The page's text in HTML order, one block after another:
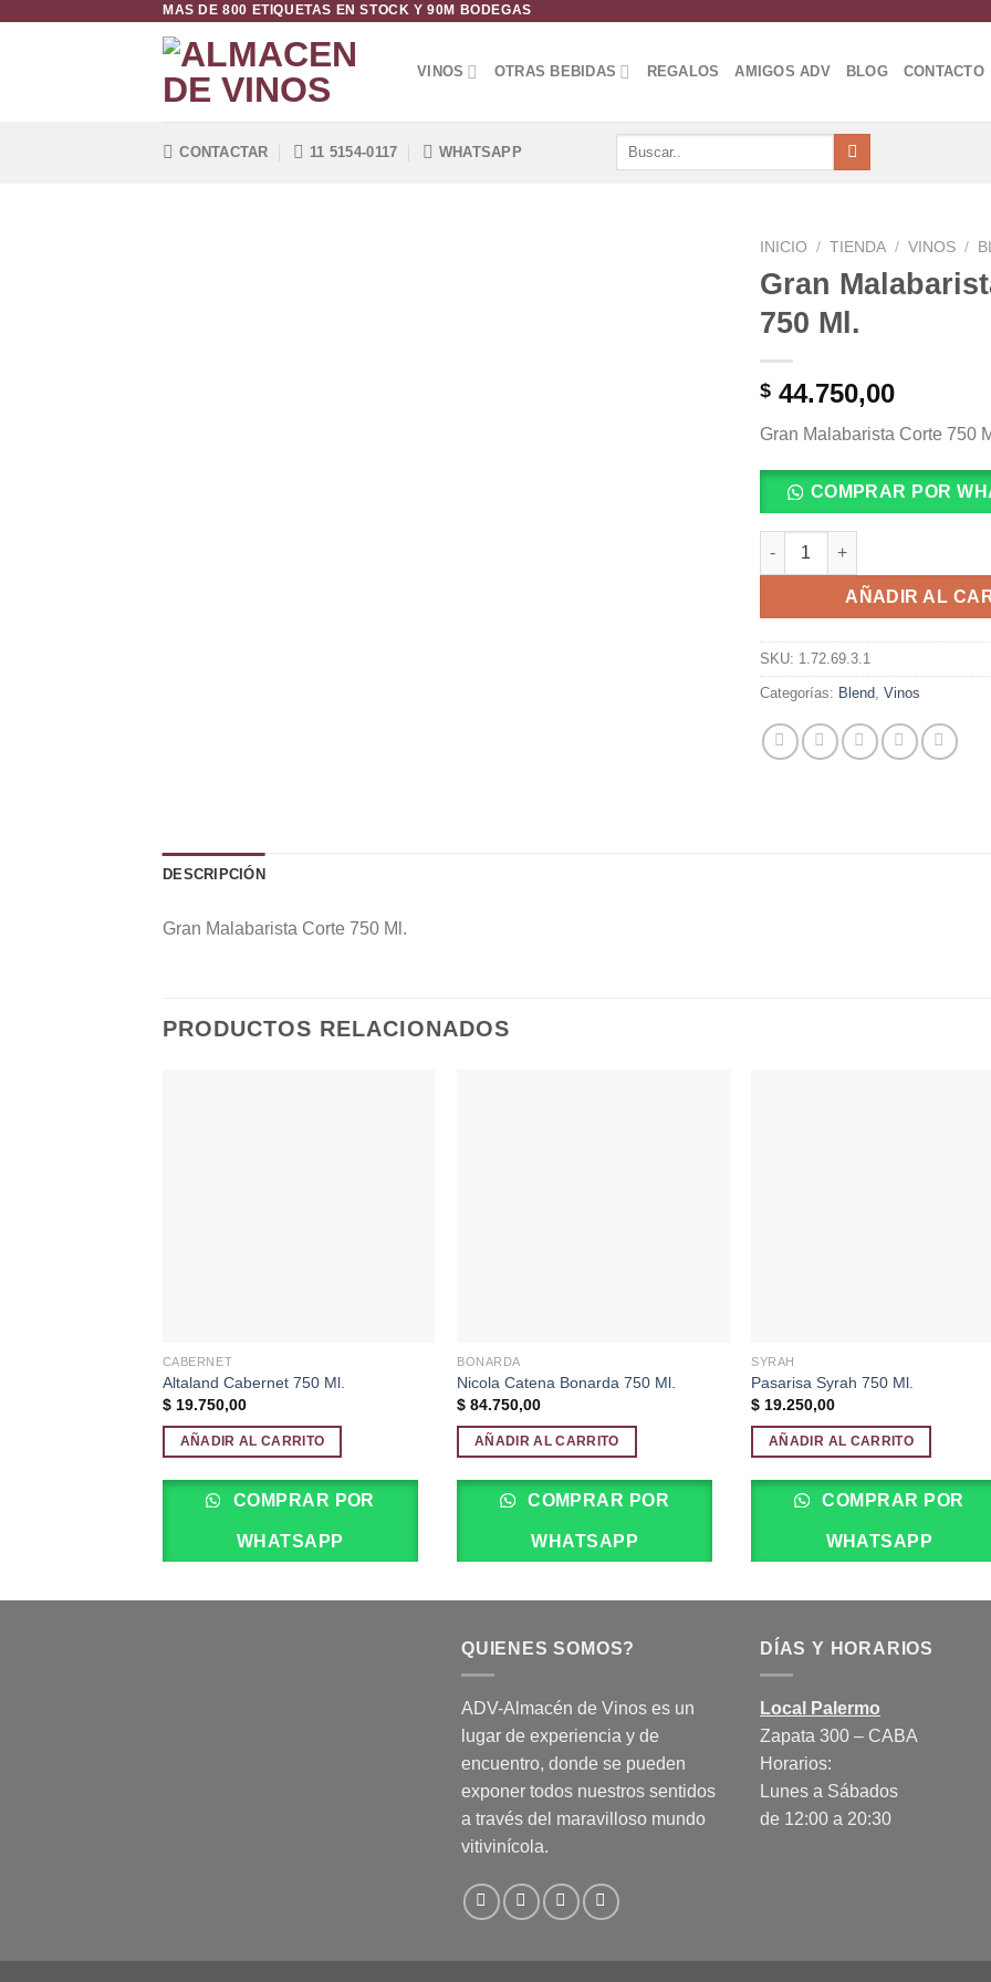
MAS DE 800 ETIQUETAS EN STOCK Y 90M BODEGAS
VINOS OTRAS BEBIDAS REGALOS AMIGOS ADV BLOG CONTACTO
CONTACTAR 11 5154-0117 WHATSAPP
Buscar
INICIO / TIENDA / VINOS /
Gran
750 Ml.
$ 44.750,00
Gran Malabarista Corte 750
COMPRAR POR
Gran Malabarista Corte 750
AÑADIR AL
SKU: 1.72.69.3.1
Categorías: Blend Vinos
DESCRIPCIÓN
Gran Malabarista Corte 750 Ml.
PRODUCTOS RELACIONADOS
CABERNET
Altaland Cabernet 750 Ml.
$19.750,00
AÑADIR AL CARRITO
COMPRAR POR
WHATSAPP
BONARDA
Nicola Catena Bonarda 750 Ml.
$ 84.750,00
AÑADIR AL CARRITO
COMPRAR POR
WHATSAPP
SYRAH
Pasarisa Syrah 750 Ml.
$ 19.250,00
AÑADIR AL CARRITO
COMPRAR POR
WHATSAPP
QUIENES SOMOS?
ADV-Almacén de Vinos es un
lugar de experiencia y de
encuentro, donde se pueden
exponer todos nuestros sentidos
a través del maravilloso mundo
vitivinícola.
DÍAS Y HORARIOS
Local Palermo
Zapata 300 – CABA
Horarios:
Lunes a Sábados
de 12:00 a 20:30